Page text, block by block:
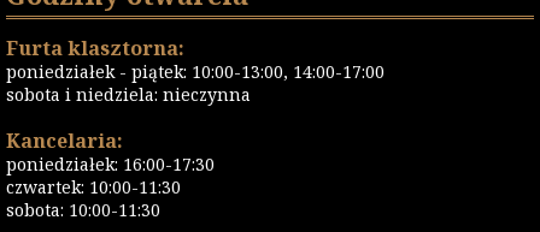
Furta klasztorna:
poniedziałek - piątek: 10:00-13:00, 14:00-17:00
sobota i niedziela: nieczynna
Kancelaria:
poniedziałek: 16:00-17:30
czwartek: 10:00-11:30
sobota: 10:00-11:30